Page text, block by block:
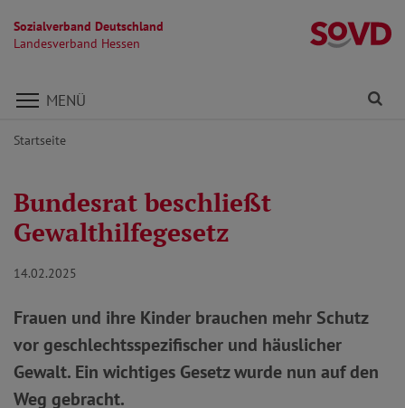
Sozialverband Deutschland
Landesverband Hessen
Direkt zu den Inhalten springen
MENÜ
Startseite
Bundesrat beschließt
Gewalthilfegesetz
14.02.2025
Frauen und ihre Kinder brauchen mehr Schutz
vor geschlechtsspezifischer und häuslicher
Gewalt. Ein wichtiges Gesetz wurde nun auf den
Weg gebracht.